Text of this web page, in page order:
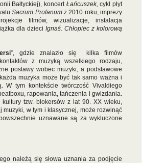
Bałtyckiej), koncert Łańcuszek,cykl płyt
Sacrum Profanumz 2010 roku, imprezy
filmów, wizualizacje, instalacja
dla dzieci Ignaś. Chłopiec z kolorową
”, gdzie znalazło się kilka filmów
z muzyką wszelkiego rodzaju,
postawy wobec muzyki, a podstawowe
muzyka może być tak samo ważna i
W tym kontekście twórczość Vivaldiego
rapowania, tańczenia i gwizdania.
tzw. blokersów z lat 90. XX wieku,
w tym i klasycznej, może rozwinąć
uznawane są za wykluczone
należą się słowa uznania za podjęcie